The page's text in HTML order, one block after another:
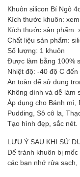
Khuôn silicon Bí Ngô
Kích thước khuôn:
Kích thước sản phẩm:
Chất liệu sản phẩm:
Số lượng: 1 khuôn
Được làm bằng 100%
Nhiệt độ: -40 độ C đến
An toàn để sử dụng
Không dính và dễ làm
Áp dụng cho Bánh mì,
Pudding, Sô cô la,
Tạo hình đẹp, sắc nét.
LƯU Ý SAU KHI SỬ
Để tránh khuôn bị mốc
các bạn nhớ rửa sạch,